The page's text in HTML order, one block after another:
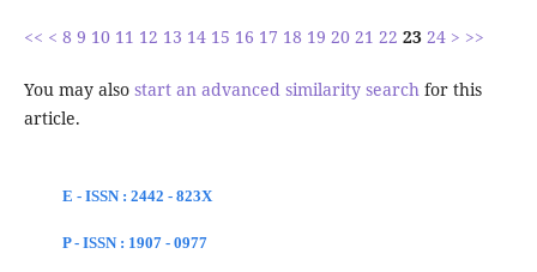
<< < 8 9 10 11 12 13 14 15 16 17 18 19 20 21 22 23 24 > >>
You may also start an advanced similarity searchfor this
article.
E - ISSN : 2442 - 823X
P - ISSN : 1907 - 0977